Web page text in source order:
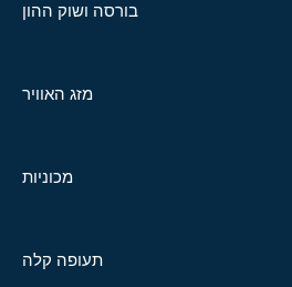
בורסה ושוק ההון
מזג האוויר
מכוניות
תעופה קלה